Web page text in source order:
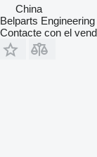
China
Belparts
Contacte con el